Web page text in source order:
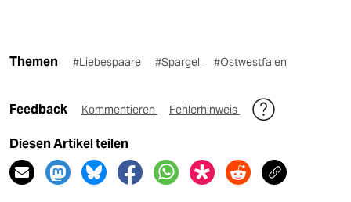
Themen #Liebespaare #Spargel #Ostwestfalen
Feedback Kommentieren Fehlerhinweis
Diesen Artikel teilen